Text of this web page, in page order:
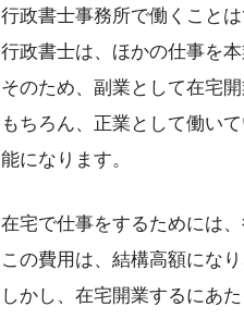
行政書士事務所で働くこと
行政書士は、ほかの仕事を
そのため、副業として在宅
もちろん、正業として働い
能になります。
在宅で仕事をするためには
この費用は、結構高額にな
しかし、在宅開業するにあ